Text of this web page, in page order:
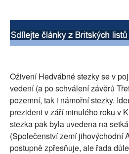
Oživení Hedvábné stezky se v
vedení (a po schválení závěrů
pozemní, tak i námořní stezky.
prezident v září minulého roku v
stezka pak byla uvedena na
(Společenství zemí jihovýchodní
postupně zpřesňuje, ale řada